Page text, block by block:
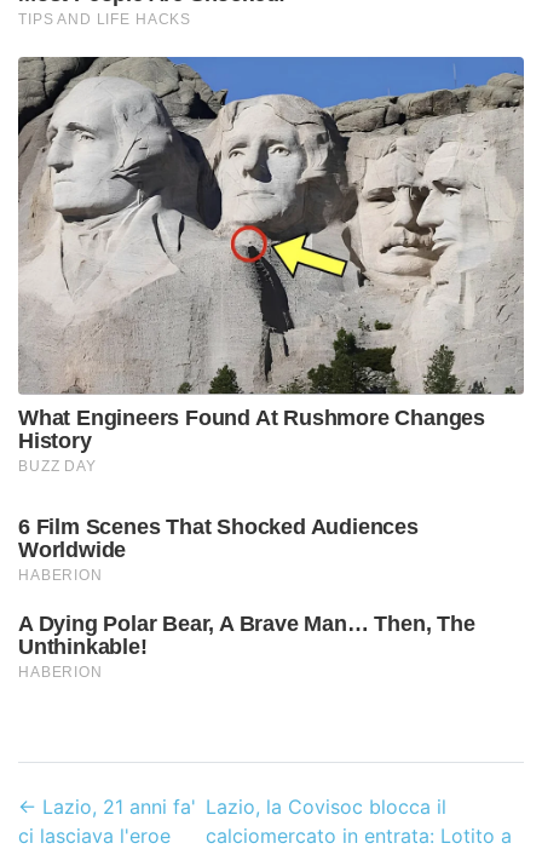
← Lazio, 21 anni fa'
ci lasciava l'eroe
Lazio, la Covisoc blocca il
calciomercato in entrata: Lotito a